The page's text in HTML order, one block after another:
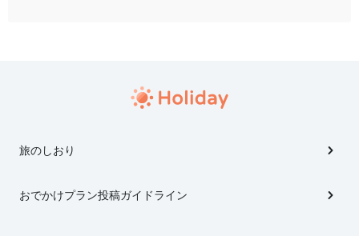
旅のしおり
おでかけプラン投稿ガイドライン